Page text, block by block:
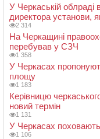
У Черкаській облраді
директора установи,
2 314
На Черкащині
перебував у СЗЧ
1 358
У Черкасах
площу
1 183
Керівницю
новий термін
1 131
У Черкасах
1 106